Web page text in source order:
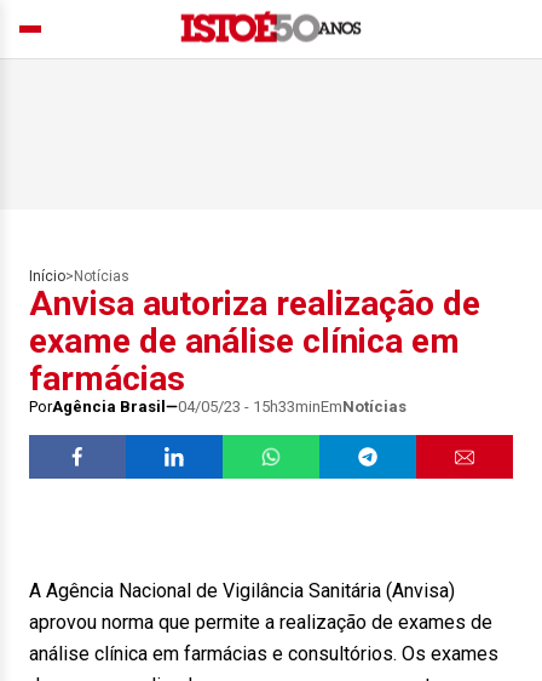
Início> Notícias
Anvisa autoriza realização de
exame de análise clínica em
farmácias
PorAgência Brasil 04/05/23 - 15h33minEmNotícias
A Agência Nacional de Vigilância Sanitária (Anvisa)
aprovou norma que permite a realização de exames de
análise clínica em farmácias e consultórios. Os exames